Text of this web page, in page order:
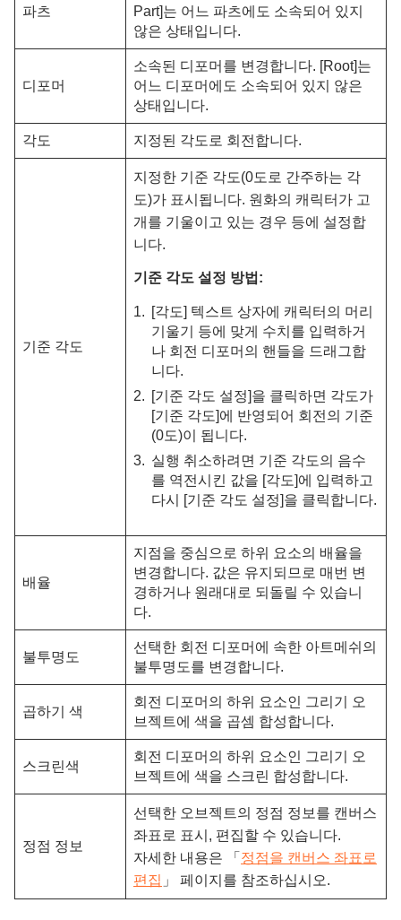
파츠
Part]는 어느 파츠에도 소속되어 있지
않은 상태입니다.
디포머
소속된 디포머를 변경합니다. [Root]는
어느 디포머에도 소속되어 있지 않은
상태입니다.
각도 지정된 각도로 회전합니다.
기준 각도
지정한 기준 각도(0도로 간주하는 각
도)가 표시됩니다. 원화의 캐릭터가 고
개를 기울이고 있는 경우 등에 설정합
니다.
기준 각도 설정 방법:
[각도] 텍스트 상자에 캐릭터의 머리
기울기 등에 맞게 수치를 입력하거
나 회전 디포머의 핸들을 드래그합
니다.
[기준 각도 설정]을 클릭하면 각도가
[기준 각도]에 반영되어 회전의 기준
(0도)이 됩니다.
실행 취소하려면 기준 각도의 음수
를 역전시킨 값을 [각도]에 입력하고
다시 [기준 각도 설정]을 클릭합니다.
배율
지점을 중심으로 하위 요소의 배율을
변경합니다. 값은 유지되므로 매번 변
경하거나 원래대로 되돌릴 수 있습니
다.
불투명도
선택한 회전 디포머에 속한 아트메쉬의
불투명도를 변경합니다.
곱하기 색
회전 디포머의 하위 요소인 그리기 오
브젝트에 색을 곱셈 합성합니다.
스크린색
회전 디포머의 하위 요소인 그리기 오
브젝트에 색을 스크린 합성합니다.
정점 정보
선택한 오브젝트의 정점 정보를 캔버스
좌표로 표시, 편집할 수 있습니다.
자세한 내용은 「 정점을 캔버스 좌표로
편집 」 페이지를 참조하십시오.